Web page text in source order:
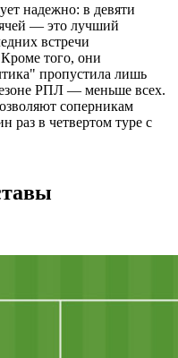
надежно: в девяти
― это лучший
встречи
того, они
пропустила лишь
РПЛ ― меньше всех.
соперникам
раз в четвертом туре с